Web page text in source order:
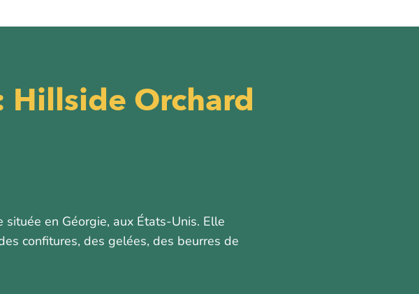
Hillside Orchard
en Géorgie, aux États-Unis. Elle
confitures, des gelées, des beurres de